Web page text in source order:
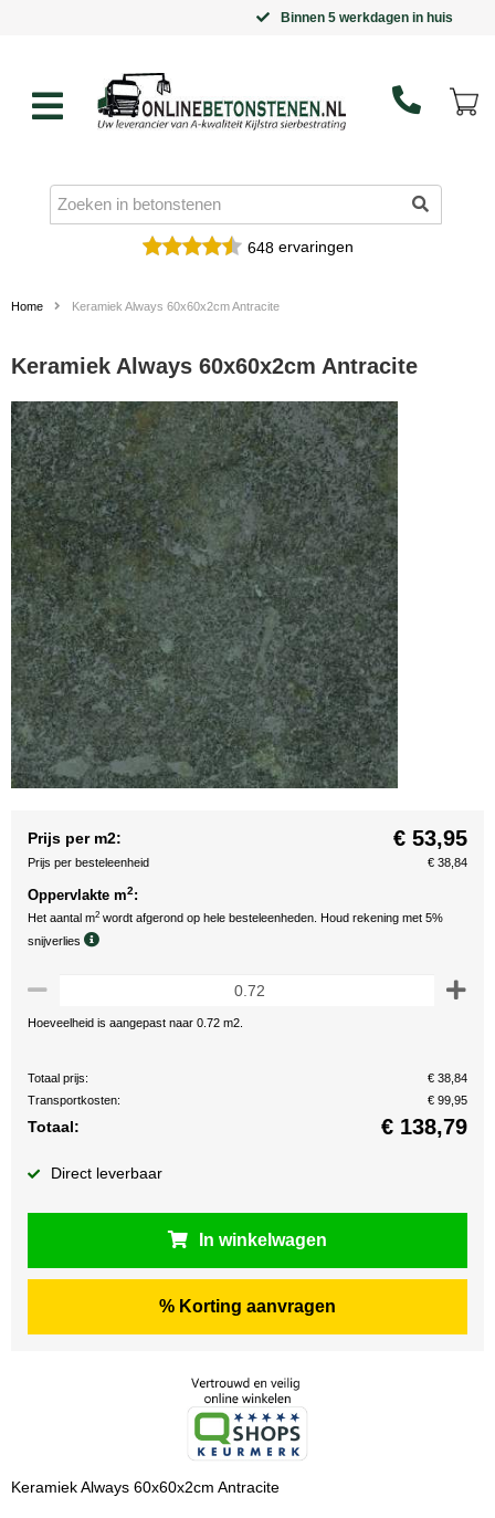
Binnen 5 werkdagen in huis
648ervaringen
Home Keramiek Always 60x60x2cm Antracite
Keramiek Always 60x60x2cm Antracite
Prijs per m2: € 53,95
Prijs per besteleenheid € 38,84
Oppervlakte m2:
Het aantal m2 wordt afgerond op hele besteleenheden. Houd rekening met 5%
snijverlies
Hoeveelheid is aangepast naar 0.72 m2.
Totaal prijs:
€ 38,84
Transportkosten:
€ 99,95
Totaal: € 138,79
Direct leverbaar
In winkelwagen
% Korting aanvragen
Keramiek Always 60x60x2cm Antracite